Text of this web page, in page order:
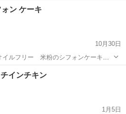
美顔器
ン ケーキ
10月30日
ルフリー 米粉のシフォンケーキの
で3000ホールの売上。 ダイエットお
食品 米粉
インチキン
1月5日